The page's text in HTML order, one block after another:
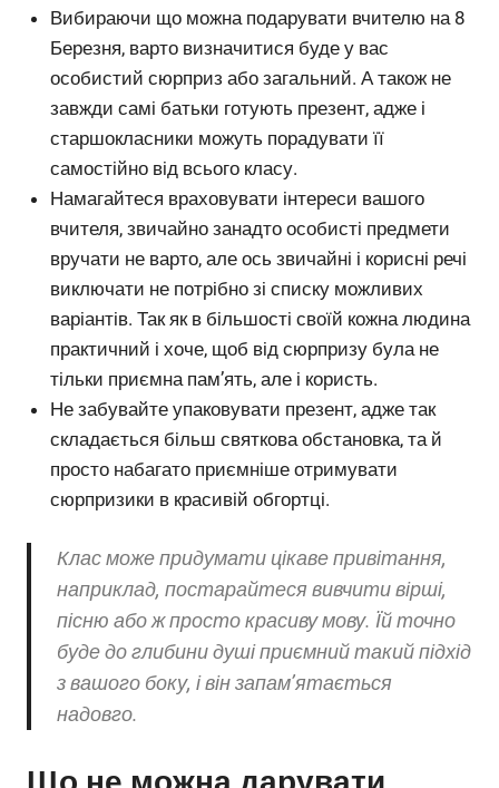
Вибираючи що можна подарувати вчителю на 8
Березня, варто визначитися буде у вас
особистий сюрприз або загальний. А також не
завжди самі батьки готують презент, адже і
старшокласники можуть порадувати її
самостійно від всього класу.
Намагайтеся враховувати інтереси вашого
вчителя, звичайно занадто особисті предмети
вручати не варто, але ось звичайні і корисні речі
виключати не потрібно зі списку можливих
варіантів. Так як в більшості своїй кожна людина
практичний і хоче, щоб від сюрпризу була не
тільки приємна пам’ять, але і користь.
Не забувайте упаковувати презент, адже так
складається більш святкова обстановка, та й
просто набагато приємніше отримувати
сюрпризики в красивій обгортці.
Клас може придумати цікаве привітання,
наприклад, постарайтеся вивчити вірші,
пісню або ж просто красиву мову. Їй точно
буде до глибини душі приємний такий підхід
з вашого боку, і він запам’ятається
надовго.